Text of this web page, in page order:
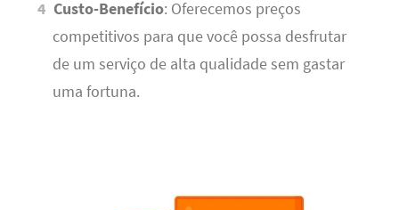
Custo-Benefício: Oferecemos preços
competitivos para que você possa desfrutar
de um serviço de alta qualidade sem gastar
uma fortuna.